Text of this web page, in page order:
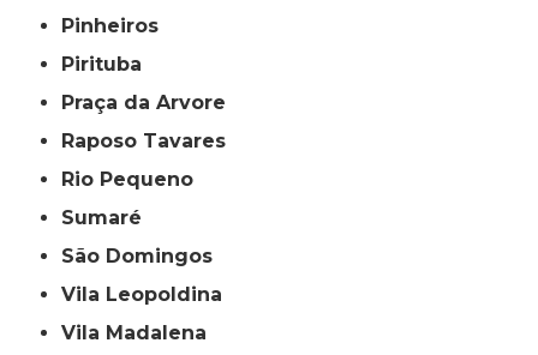
Pinheiros
Pirituba
Praça da Arvore
Raposo Tavares
Rio Pequeno
Sumaré
São Domingos
Vila Leopoldina
Vila Madalena